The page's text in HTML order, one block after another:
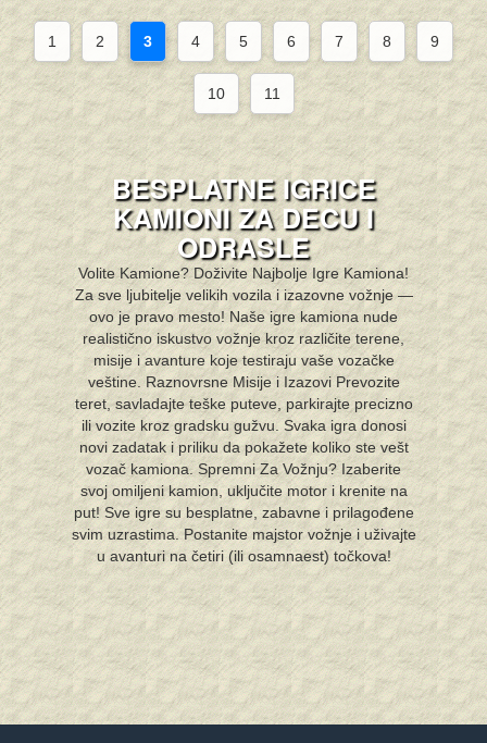
1 2 3 4 5 6 7 8 9
10 11
BESPLATNE IGRICE
KAMIONI ZA DECU I
ODRASLE
Volite Kamione? Doživite Najbolje Igre Kamiona!
Za sve ljubitelje velikih vozila i izazovne vožnje —
ovo je pravo mesto! Naše igre kamiona nude
realistično iskustvo vožnje kroz različite terene,
misije i avanture koje testiraju vaše vozačke
veštine. Raznovrsne Misije i Izazovi Prevozite
teret, savladajte teške puteve, parkirajte precizno
ili vozite kroz gradsku gužvu. Svaka igra donosi
novi zadatak i priliku da pokažete koliko ste vešt
vozač kamiona. Spremni Za Vožnju? Izaberite
svoj omiljeni kamion, uključite motor i krenite na
put! Sve igre su besplatne, zabavne i prilagođene
svim uzrastima. Postanite majstor vožnje i uživajte
u avanturi na četiri (ili osamnaest) točkova!